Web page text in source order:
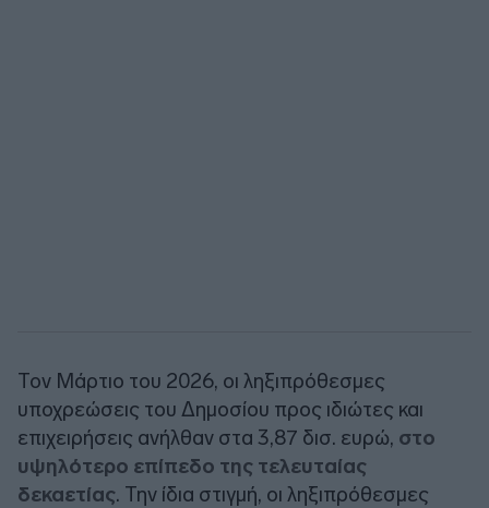
Τον Μάρτιο του 2026, οι ληξιπρόθεσμες
υποχρεώσεις του Δημοσίου προς ιδιώτες και
επιχειρήσεις ανήλθαν στα 3,87 δισ. ευρώ, στο
υψηλότερο επίπεδο της τελευταίας
δεκαετίας. Την ίδια στιγμή, οι ληξιπρόθεσμες